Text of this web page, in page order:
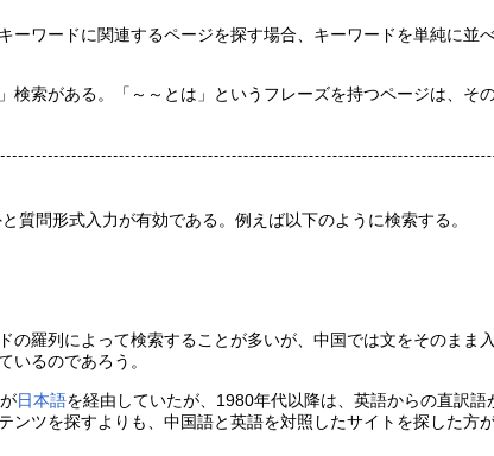
ーワードに関連するページを探す場合、キーワードを単純に
検索がある。「～～とは」というフレーズを持つページは、
質問形式入力が有効である。例えば以下のように検索する。
の羅列によって検索することが多いが、中国では文をそのまま
いるのであろう。
日本語を経由していたが、1980年代以降は、英語からの直訳
ンツを探すよりも、中国語と英語を対照したサイトを探した方